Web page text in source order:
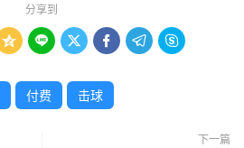
分享到
     
付费 击球
下一篇